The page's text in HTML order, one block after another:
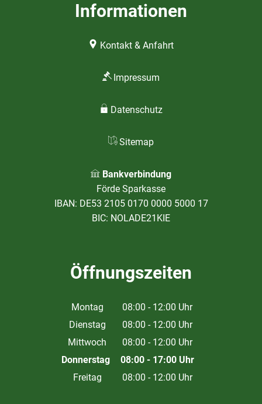
Informationen
Kontakt & Anfahrt
Impressum
Datenschutz
Sitemap
Bankverbindung
Förde Sparkasse
IBAN: DE53 2105 0170 0000 5000 17
BIC: NOLADE21KIE
Öffnungszeiten
Montag 08:00 - 12:00 Uhr
Von 08:00 bis 12:00 Uhr
Dienstag 08:00 - 12:00 Uhr
Von 08:00 bis 12:00 Uhr
Mittwoch 08:00 - 12:00 Uhr
Von 08:00 bis 12:00 Uhr
Donnerstag 08:00 - 17:00 Uhr
Von 08:00 bis 17:00 Uhr
Freitag 08:00 - 12:00 Uhr